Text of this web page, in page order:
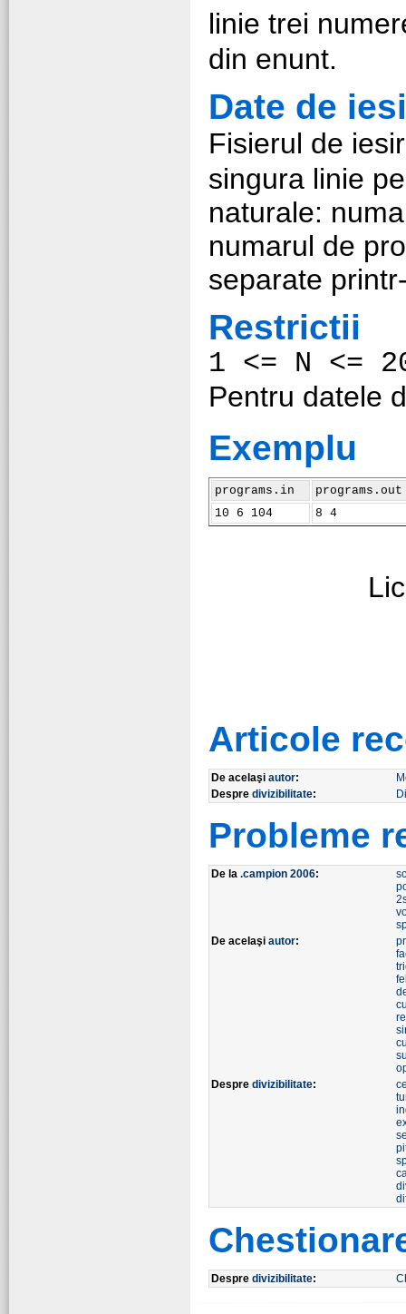
linie trei
din enunt.
Date de
Fisierul de
singura linie
naturale:
numarul de
separate
Restrictii
1 <= N <=
Pentru datele
Exemplu
programs.in
programs.out
10 6 104
8 4
Articole
De acelaşi autor:
Despre divizibilitate:
Probleme
De la .campion 2006:
De acelaşi autor:
Despre divizibilitate:
Despre divizibilitate: